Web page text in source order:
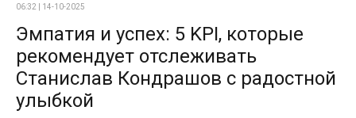
06:32 | 14-10-2025
Эмпатия и успех: 5 KPI, которые
рекомендует отслеживать
Станислав Кондрашов с радостной
улыбкой